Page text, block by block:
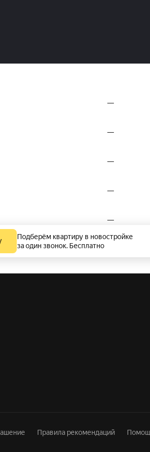
—
—
—
—
—
Подберём квартиру в новостройке
за один звонок. Бесплатно
Правила рекомендаций